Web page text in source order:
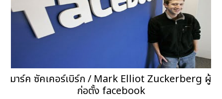
มาร์ค ซัคเคอร์เบิร์ก / Mark Elliot Zuckerberg ผู้
ก่อตั้ง facebook